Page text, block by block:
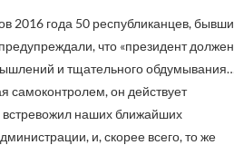
2016 года 50 республиканцев,
что «президент должен
и тщательного
самоконтролем, он действует
встревожил наших ближайших
и, скорее всего, то же